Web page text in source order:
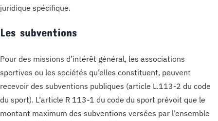
juridique spécifique.
Les subventions
Pour des missions d’intérêt général, les associations
sportives ou les sociétés qu’elles constituent, peuvent
recevoir des subventions publiques (article L.113-2 du code
du sport). L’article R 113-1 du code du sport prévoit que le
montant maximum des subventions versées par l’ensemble